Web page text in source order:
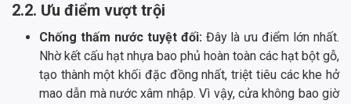
2.2. Ưu điểm vượt trội
Chống thấm nước tuyệt đối: Đây là ưu điểm lớn nhất.
Nhờ kết cấu hạt nhựa bao phủ hoàn toàn các hạt bột gỗ,
tạo thành một khối đặc đồng nhất, triệt tiêu các khe hở
mao dẫn mà nước xâm nhập. Vì vậy, cửa không bao giờ